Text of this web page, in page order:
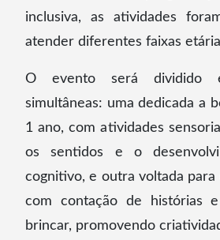
inclusiva, as atividades
atender diferentes faixas
O evento será dividido
simultâneas: uma dedicada a
1 ano, com atividades
os sentidos e o
cognitivo, e outra voltada para
com contação de histórias
brincar, promovendo